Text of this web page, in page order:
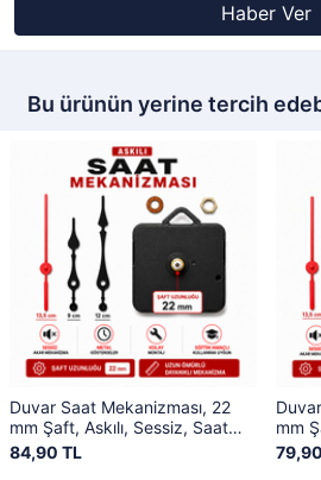
Haber Ver
Bu ürünün yerine tercih
Duvar Saat Mekanizması, 22
mm Şaft, Askılı, Sessiz, Saat
Motoru, Metal Akrep, Yelkovan,
Saniye
84,90 TL
mm
Saniye